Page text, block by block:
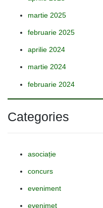
martie 2025
februarie 2025
aprilie 2024
martie 2024
februarie 2024
Categories
asociație
concurs
eveniment
evenimet